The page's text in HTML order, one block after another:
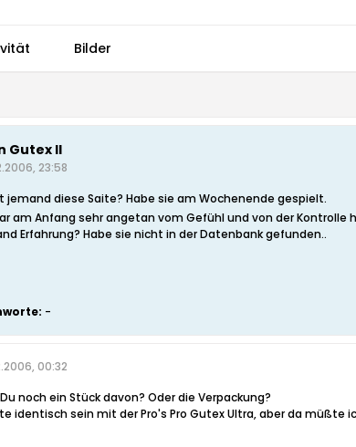
Bilder
Gutex II
23:58
jemand diese Saite? Habe sie am Wochenende gespielt.
am Anfang sehr angetan vom Gefühl und von der Kontrolle
Erfahrung? Habe sie nicht in der Datenbank gefunden..
-
00:32
noch ein Stück davon? Oder die Verpackung?
identisch sein mit der Pro's Pro Gutex Ultra, aber da müßte